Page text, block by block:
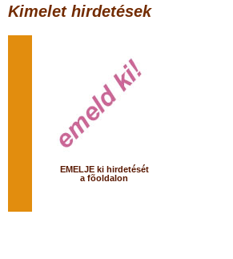
Kimelet hirdetések
EMELJE ki hirdetését
a fõoldalon